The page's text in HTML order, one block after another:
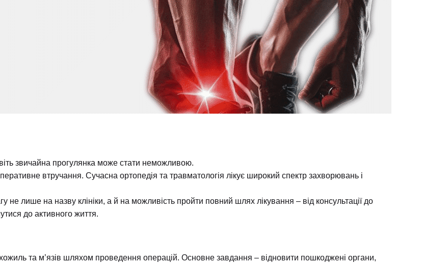
звичайна прогулянка може стати неможливою.
втручання. Сучасна ортопедія та травматологія лікує широкий спектр захворювань і
не лише на назву клініки, а й на можливість пройти повний шлях лікування – від консультації до
до активного життя.
та м’язів шляхом проведення операцій. Основне завдання – відновити пошкоджені органи,